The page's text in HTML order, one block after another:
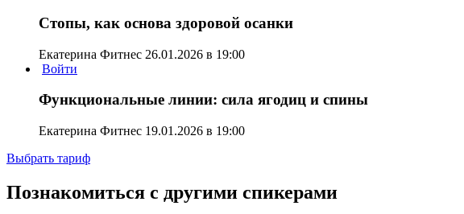
Стопы, как основа здоровой осанки
Екатерина Фитнес 26.01.2026 в 19:00
Войти
Функциональные линии: сила ягодиц и спины
Екатерина Фитнес 19.01.2026 в 19:00
Выбрать тариф
Познакомиться с другими спикерами